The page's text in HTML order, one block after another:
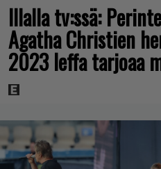
Illalla tv:ssä:
Agatha Christien
2023 leffa tarjoaa